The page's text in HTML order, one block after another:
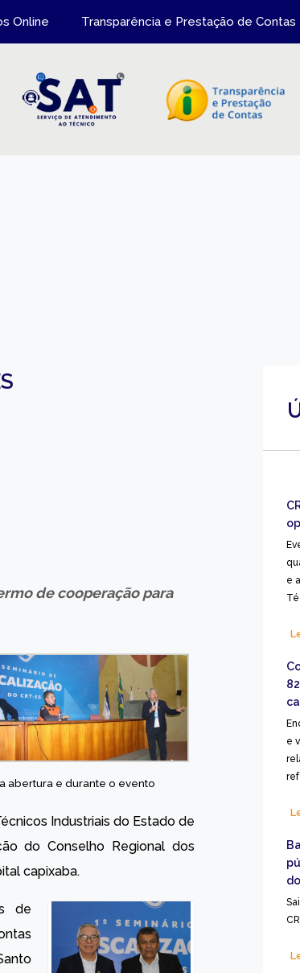
Online Transparência e Prestação de Contas
de cooperação para
abertura e durante o evento
Industriais do Estado de
do Conselho Regional dos
capixaba.
de
e
e